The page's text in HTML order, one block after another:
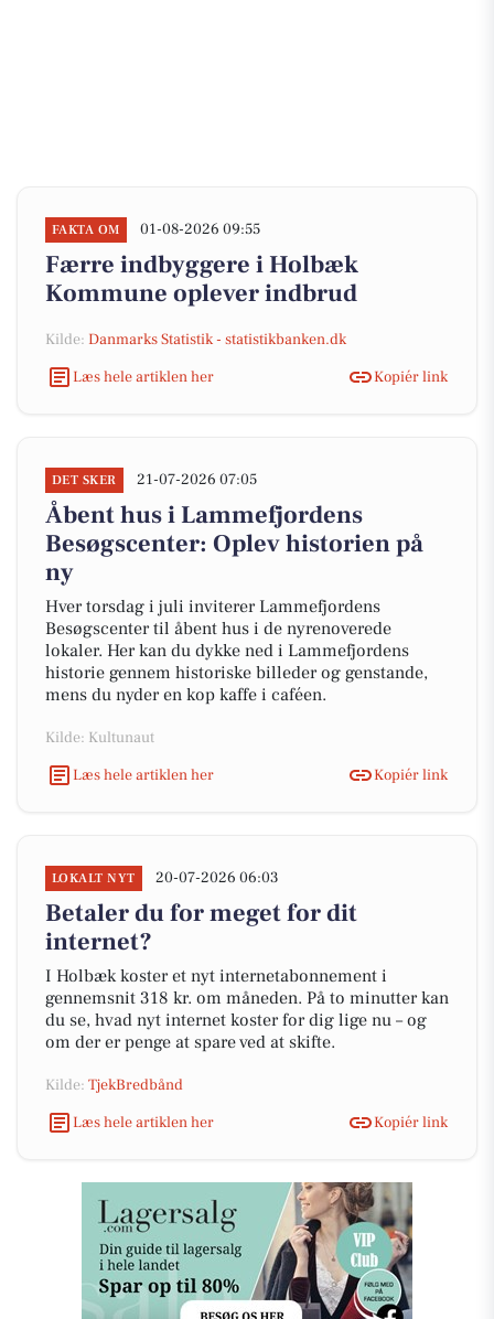
FAKTA OM 01-08-2026 09:55
Færre indbyggere i Holbæk
Kommune oplever indbrud
Kilde: Danmarks Statistik - statistikbanken.dk
Læs hele artiklen her
Kopiér link
DET SKER 21-07-2026 07:05
Åbent hus i Lammefjordens
Besøgscenter: Oplev historien på
ny
Hver torsdag i juli inviterer Lammefjordens
Besøgscenter til åbent hus i de nyrenoverede
lokaler. Her kan du dykke ned i Lammefjordens
historie gennem historiske billeder og genstande,
mens du nyder en kop kaffe i caféen.
Kilde: Kultunaut
Læs hele artiklen her
Kopiér link
LOKALT NYT 20-07-2026 06:03
Betaler du for meget for dit
internet?
I Holbæk koster et nyt internetabonnement i
gennemsnit 318 kr. om måneden. På to minutter kan
du se, hvad nyt internet koster for dig lige nu – og
om der er penge at spare ved at skifte.
Kilde: TjekBredbånd
Læs hele artiklen her
Kopiér link